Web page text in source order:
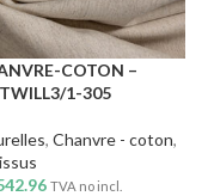
COTON –
1-305
, Chanvre - coton,
TVA no incl.